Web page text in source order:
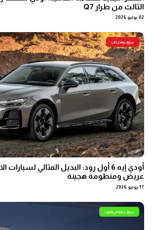
الثالث من طراز Q7
02 يوليو 2026
سيارات ومحركات
أودي إيه 6 أول رود: البديل المثالي
عريض ومنظومة هجينة
17 يونيو 2026
سيارات خالية من التلوث